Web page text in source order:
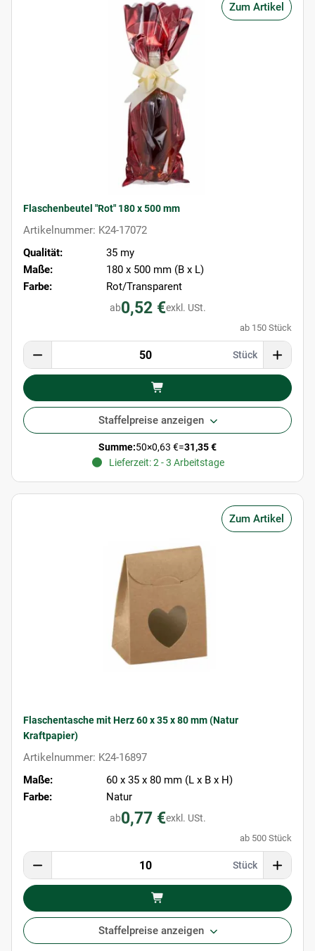
Zum Artikel
Flaschenbeutel "Rot" 180 x 500 mm
Artikelnummer: K24-17072
Qualität:
35 my
Maße:
180 x 500 mm (B x L)
Farbe:
Rot/Transparent
ab0,52 €exkl. USt.
ab 150 Stück
Stück
Staffelpreise anzeigen
Summe:50×0,63 €=31,35 €
Lieferzeit: 2 - 3 Arbeitstage
Zum Artikel
Flaschentasche mit Herz 60 x 35 x 80 mm (Natur
Kraftpapier)
Artikelnummer: K24-16897
Maße:
60 x 35 x 80 mm (L x B x H)
Farbe:
Natur
ab0,77 €exkl. USt.
ab 500 Stück
Stück
Staffelpreise anzeigen